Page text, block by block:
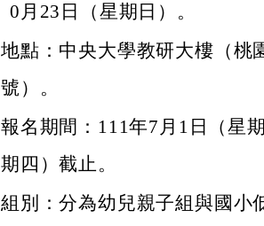
0月23日（星期日）。
地點：中央大學教研大樓（桃
號）。
報名期間：111年7月1日（星
期四）截止。
組別：分為幼兒親子組與國小